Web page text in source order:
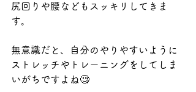
尻回りや腰などもスッキリしてきま
す。
無意識だと、自分のやりやすいように
ストレッチやトレーニングをしてしま
いがちですよね🧐